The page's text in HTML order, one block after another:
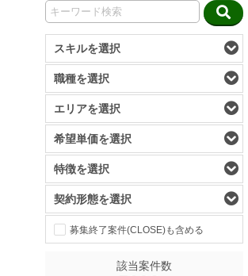
スキルを選択
職種を選択
エリアを選択
希望単価を選択
特徴を選択
契約形態を選択
募集終了案件(CLOSE)も含める
該当案件数